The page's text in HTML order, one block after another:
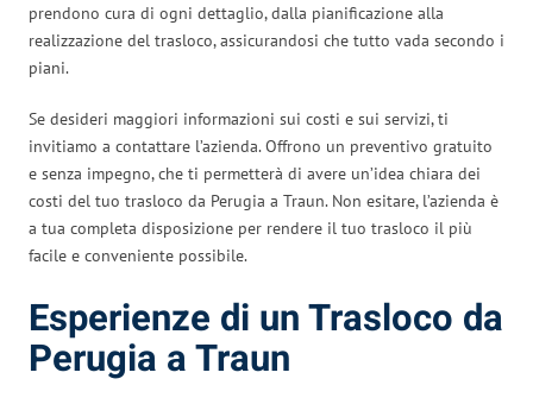
prendono cura di ogni dettaglio, dalla pianificazione alla
realizzazione del trasloco, assicurandosi che tutto vada secondo i
piani.
Se desideri maggiori informazioni sui costi e sui servizi, ti
invitiamo a contattare l’azienda. Offrono un preventivo gratuito
e senza impegno, che ti permetterà di avere un’idea chiara dei
costi del tuo trasloco da Perugia a Traun. Non esitare, l’azienda è
a tua completa disposizione per rendere il tuo trasloco il più
facile e conveniente possibile.
Esperienze di un Trasloco da
Perugia a Traun